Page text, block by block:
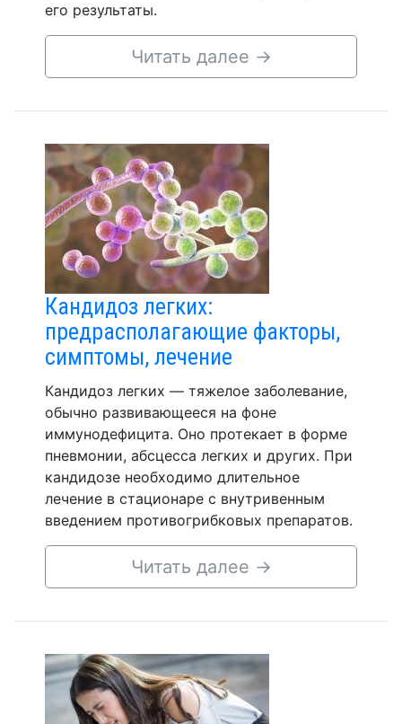
его результаты.
Читать далее →
Кандидоз легких:
предрасполагающие факторы,
симптомы, лечение
Кандидоз легких — тяжелое заболевание,
обычно развивающееся на фоне
иммунодефицита. Оно протекает в форме
пневмонии, абсцесса легких и других. При
кандидозе необходимо длительное
лечение в стационаре с внутривенным
введением противогрибковых препаратов.
Читать далее →